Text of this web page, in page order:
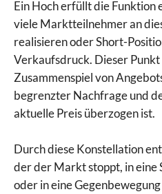
Ein Hoch erfüllt die Funktion
viele Marktteilnehmer an
realisieren oder Short-
Verkaufsdruck. Dieser
Zusammenspiel von
begrenzter Nachfrage und
aktuelle Preis überzogen ist.
Durch diese Konstellation
der der Markt stoppt, in eine
oder in eine